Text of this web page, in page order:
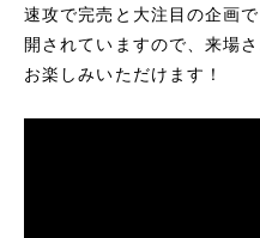
速攻で完売と大注目の企画
開されていますので、来場
お楽しみいただけます！